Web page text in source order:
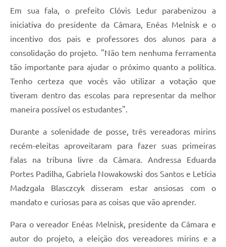
Solicitação de Remoção: Instituições Escolares
Contato
Em sua fala, o prefeito Clóvis Ledur parabenizou a
iniciativa do presidente da Câmara, Enéas Melnisk e o
incentivo dos pais e professores dos alunos para a
consolidação do projeto. "Não tem nenhuma ferramenta
tão importante para ajudar o próximo quanto a política.
Tenho certeza que vocês vão utilizar a votação que
tiveram dentro das escolas para representar da melhor
maneira possível os estudantes".
Durante a solenidade de posse, três vereadoras mirins
recém-eleitas aproveitaram para fazer suas primeiras
falas na tribuna livre da Câmara. Andressa Eduarda
Portes Padilha, Gabriela Nowakowski dos Santos e Letícia
Madzgala Blasczcyk disseram estar ansiosas com o
mandato e curiosas para as coisas que vão aprender.
Para o vereador Enéas Melnisk, presidente da Câmara e
autor do projeto, a eleição dos vereadores mirins e a